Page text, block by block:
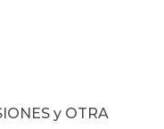
y OTRA